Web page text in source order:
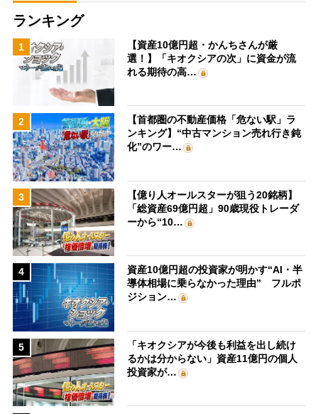
ランキング
1
【資産10億円超・かんちさんが厳
選！】「キオクシアの次」に資金が流
れる期待の高…
2
【首都圏の不動産価格「危ない駅」ラ
ンキング】“中古マンション売れ行き鈍
化”のワー…
3
【億り人オールスターが狙う20銘柄】
「総資産69億円超」90歳現役トレーダ
ーから“10…
4
資産10億円超の投資家が明かす“AI・半
導体相場に乗らなかった理由” フルポ
ジション…
5
「キオクシアが今後も利益を出し続け
るかは分からない」資産11億円の個人
投資家が…